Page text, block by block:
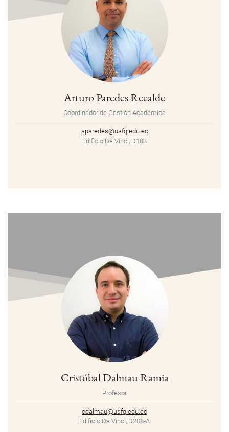
Arturo Paredes Recalde
Coordinador de Gestión Académica
aparedes@usfq.edu.ec
Edificio Da Vinci, D103
Cristóbal Dalmau Ramia
Profesor
cdalmau@usfq.edu.ec
Edificio Da Vinci, D208-A